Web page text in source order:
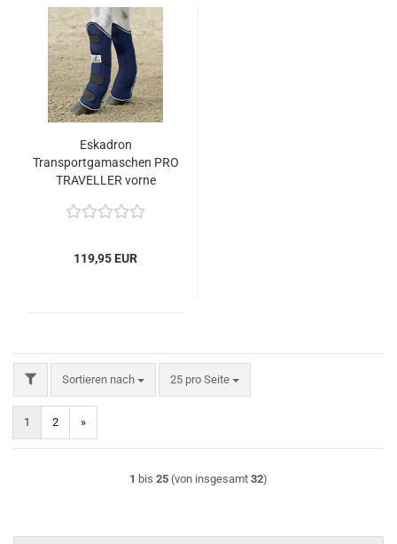
Eskadron
Transportgamaschen PRO
TRAVELLER vorne
119,95 EUR
FILTERSortieren nach
Sortieren nach 25 pro Seite
pro Seite
1 2 »
1 bis 25 (von insgesamt 32)